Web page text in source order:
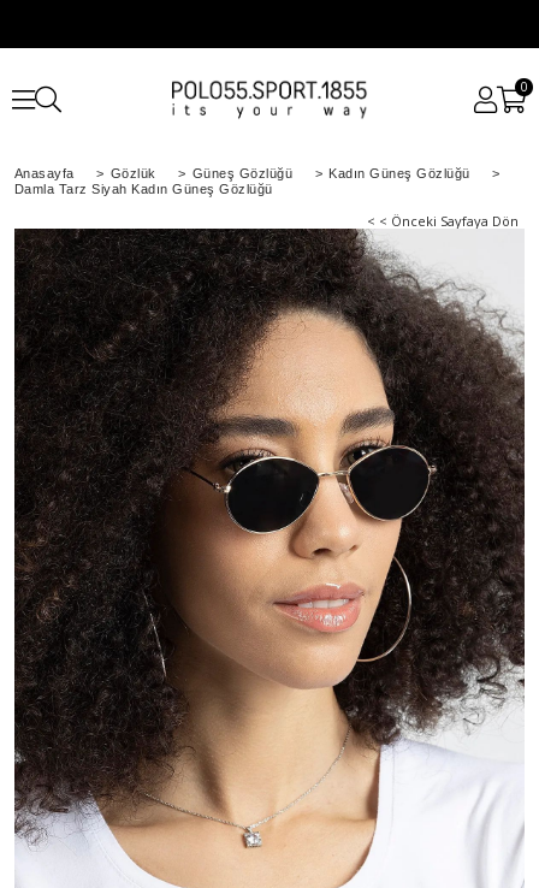
0
Anasayfa > Gözlük > Güneş Gözlüğü > Kadın Güneş Gözlüğü
>
Damla Tarz Siyah Kadın Güneş Gözlüğü
< < Önceki Sayfaya Dön